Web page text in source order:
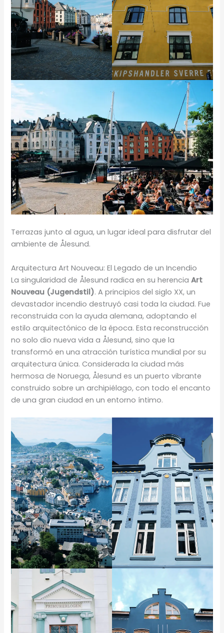
Terrazas junto al agua, un lugar ideal para disfrutar del
ambiente de Ålesund.
Arquitectura Art Nouveau: El Legado de un Incendio
La singularidad de Ålesund radica en su herenciaArt
Nouveau (Jugendstil). A principios del siglo XX, un
devastador incendio destruyó casi toda la ciudad. Fue
reconstruida con la ayuda alemana, adoptando el
estilo arquitectónico de la época. Esta reconstrucción
no solo dio nueva vida a Ålesund, sino que la
transformó en una atracción turística mundial por su
arquitectura única. Considerada la ciudad más
hermosa de Noruega, Ålesund es un puerto vibrante
construido sobre un archipiélago, con todo el encanto
de una gran ciudad en un entorno íntimo.